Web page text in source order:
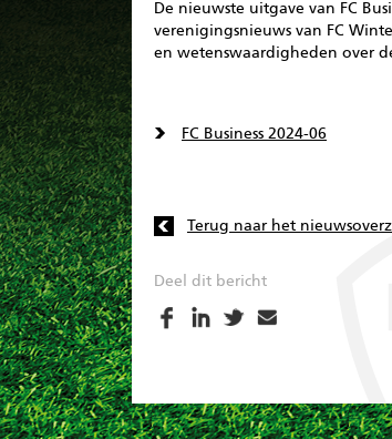
De nieuwste uitgave van FC
verenigingsnieuws van FC
en wetenswaardigheden over
FC Business 2024-06
Terug naar het
Deel dit bericht